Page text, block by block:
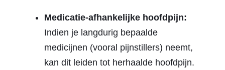
Medicatie-afhankelijke hoofdpijn:
Indien je langdurig bepaalde
medicijnen (vooral pijnstillers) neemt,
kan dit leiden tot herhaalde hoofdpijn.